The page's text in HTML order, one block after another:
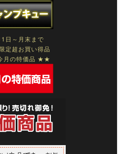
日～月末まで
定超お買い得品
の特価品 ★★